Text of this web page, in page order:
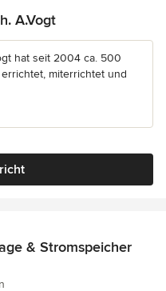
A.Vogt
hat seit 2004 ca. 500
miterrichtet und
& Stromspeicher